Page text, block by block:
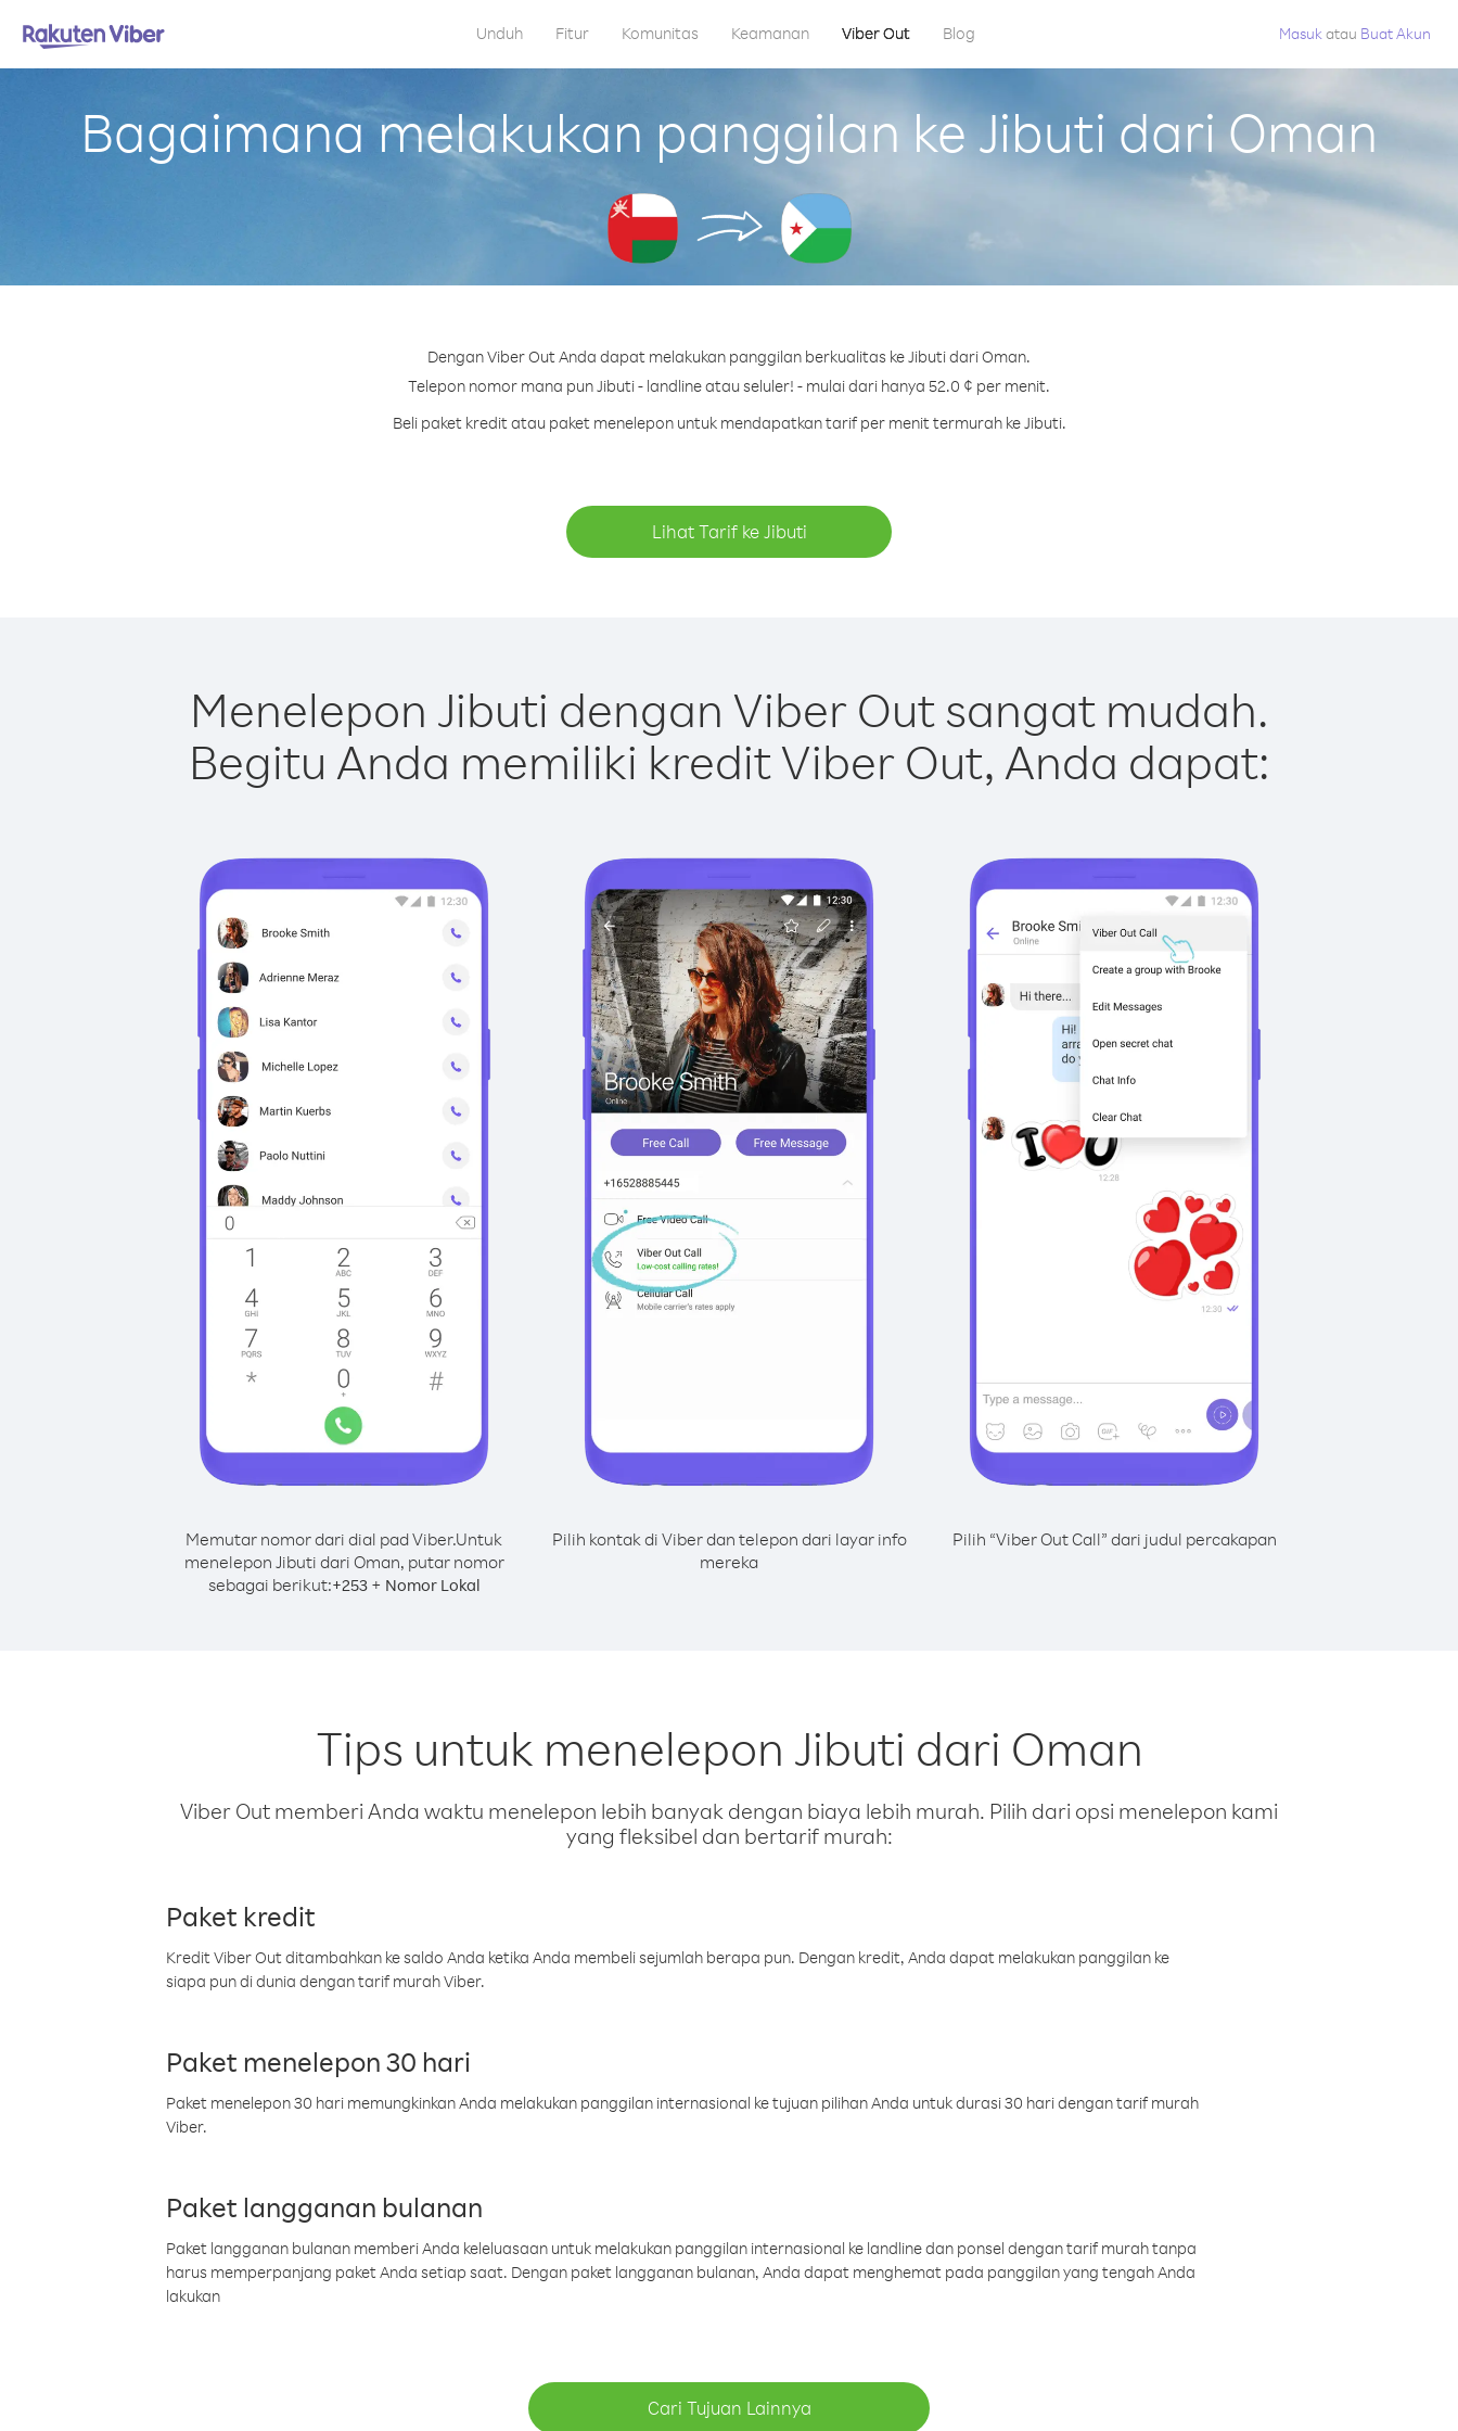
Unduh Fitur Komunitas Keamanan Viber Out Blog Masuk atau Buat Akun
Bagaimana melakukan panggilan ke Jibuti dari Oman
Dengan Viber Out Anda dapat melakukan panggilan berkualitas ke Jibuti dari Oman.
Telepon nomor mana pun Jibuti - landline atau seluler! - mulai dari hanya 52.0 ¢ per menit.
Beli paket kredit atau paket menelepon untuk mendapatkan tarif per menit termurah ke Jibuti.
Lihat Tarif ke Jibuti
Menelepon Jibuti dengan Viber Out sangat mudah.
Begitu Anda memiliki kredit Viber Out, Anda dapat:
Memutar nomor dari dial pad Viber.Untuk
menelepon Jibuti dari Oman, putar nomor
sebagai berikut:+253+ Nomor Lokal
Pilih kontak di Viber dan telepon dari layar info
mereka
Pilih “Viber Out Call” dari judul percakapan
Tips untuk menelepon Jibuti dari Oman
Viber Out memberi Anda waktu menelepon lebih banyak dengan biaya lebih murah. Pilih dari opsi menelepon kami
yang fleksibel dan bertarif murah:
Paket kredit
Kredit Viber Out ditambahkan ke saldo Anda ketika Anda membeli sejumlah berapa pun. Dengan kredit, Anda dapat melakukan panggilan ke
siapa pun di dunia dengan tarif murah Viber.
Paket menelepon 30 hari
Paket menelepon 30 hari memungkinkan Anda melakukan panggilan internasional ke tujuan pilihan Anda untuk durasi 30 hari dengan tarif murah
Viber.
Paket langganan bulanan
Paket langganan bulanan memberi Anda keleluasaan untuk melakukan panggilan internasional ke landline dan ponsel dengan tarif murah tanpa
harus memperpanjang paket Anda setiap saat. Dengan paket langganan bulanan, Anda dapat menghemat pada panggilan yang tengah Anda
lakukan
Cari Tujuan Lainnya